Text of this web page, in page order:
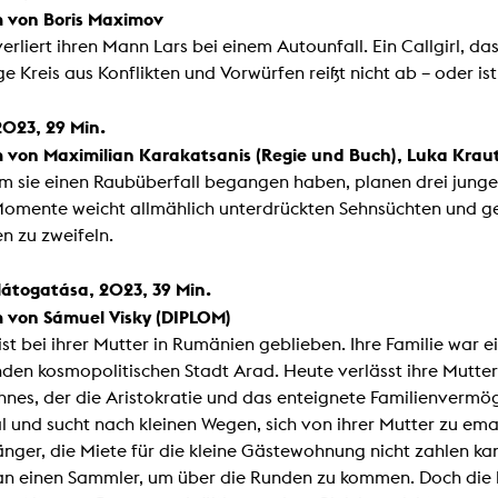
von Boris Maximov
ihren Mann Lars bei einem Autounfall. Ein Callgirl,
Kreis aus Konflikten und Vorwürfen reißt nicht ab – oder
29 Min.
von Maximilian Karakatsanis (Regie und Buch), Luka
sie einen Raubüberfall begangen haben, planen drei
weicht allmählich unterdrückten Sehnsüchten und
zu zweifeln.
látogatása, 2023, 39 Min.
Sámuel Visky (DIPLOM)
bei ihrer Mutter in Rumänien geblieben. Ihre Familie war
kosmopolitischen Stadt Arad. Heute verlässt ihre
der die Aristokratie und das enteignete
und sucht nach kleinen Wegen, sich von ihrer Mutter zu
die Miete für die kleine Gästewohnung nicht zahlen
einen Sammler, um über die Runden zu kommen. Doch
Zentrale Ausleihe
BIBLIOTHEK
Digitale Bibliothek
Filme
Zeitschriften
Semesterapparate
KHM Verlag
edition KHM
KHM Journal
LECTURE Reihe
Lab Jahrbuch
off topic
Empfehlungen
ÜBER UNS
Organisation
Das KHM Logo
AStA und StuPa
Freunde der KHM e.V.
Partner